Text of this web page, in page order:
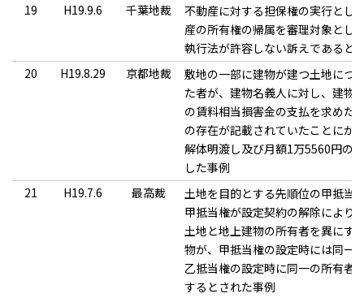
19
H19.9.6 千葉地裁
不動産に対する担保権の実行とし
産の所有権の帰属を審理対象とし
執行法が許容しない訴えであると
20
H19.8.29 京都地裁
敷地の一部に建物が建つ土地につ
た者が、建物名義人に対し、建物
の賃料相当損害金の支払を求めた
の存在が記載されていたことにか
解体明渡し及び月額1万5560円の
した事例
21
H19.7.6 最高裁
土地を目的とする先順位の甲抵当
甲抵当権が設定契約の解除により
土地と地上建物の所有者を異にす
物が、甲抵当権の設定時には同一
乙抵当権の設定時に同一の所有者
するとされた事例